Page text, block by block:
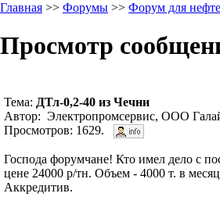
Главная >> Форумы >> Форум для
Просмотр
Тема: ДТл-0,2-40 из Чечни
Автор: Электропромсервис, ООО
Просмотров: 1629.
Господа форумчане! Кто имел дело с
цене 24000 р/тн. Объем - 4000 т. в
Аккредитив.